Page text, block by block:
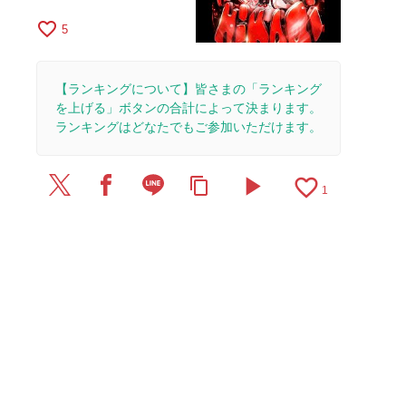
favorite_border 5
【ランキングについて】皆さまの「ランキング
を上げる」ボタンの合計によって決まります。
ランキングはどなたでもご参加いただけます。
content_copy play_arrow favorite_border 1